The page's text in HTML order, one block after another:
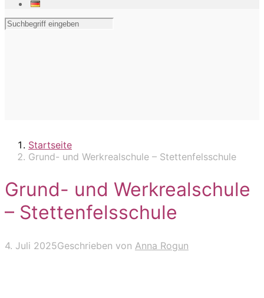
Startseite
Grund- und Werkrealschule – Stettenfelsschule
Grund- und Werkrealschule
– Stettenfelsschule
4. Juli 2025Geschrieben von Anna Rogun